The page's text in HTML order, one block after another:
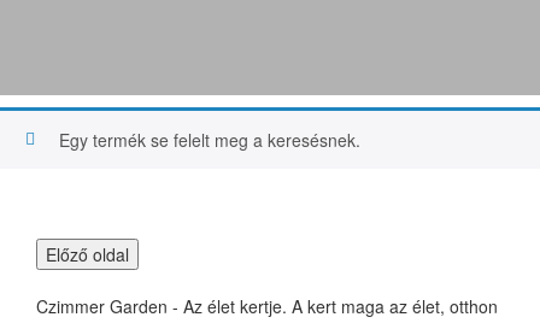
Egy termék se felelt meg a keresésnek.
Czimmer Garden - Az élet kertje. A kert maga az élet, otthon